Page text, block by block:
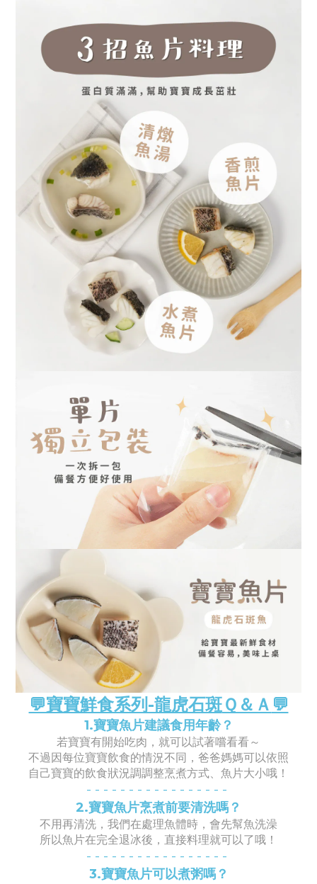
💬寶寶鮮食系列-龍虎石斑Ｑ＆Ａ 💬
1.寶寶魚片建議食用年齡？
若寶寶有開始吃肉，就可以試著嚐看看～
不過因每位寶寶飲食的情況不同，爸爸媽媽可以依照
自己寶寶的飲食狀況調調整烹煮方式、魚片大小哦！
- - - - - - - - - - - - - - - - -
2.寶寶魚片烹煮前要清洗嗎 ？
不用再清洗，我們在處理魚體時，會先幫魚洗澡
所以魚片在完全退冰後，直接料理就可以了哦！
- - - - - - - - - - - - - - - - -
3.寶寶魚片可以煮粥嗎？